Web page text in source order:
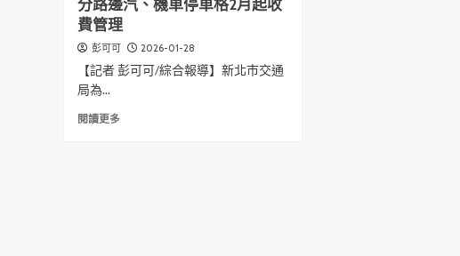
分路邊汽、機車停車格2月起收
費管理
彭可可 2026-01-28
【記者 彭可可/綜合報導】新北市交通
局為...
閱讀更多Read